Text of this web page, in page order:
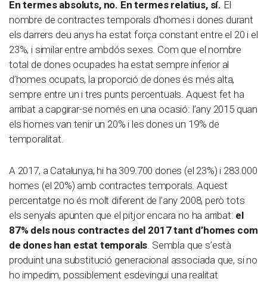
En termes absoluts, no. En termes relatius, sí. El
nombre de contractes temporals d’homes i dones durant
els darrers deu anys ha estat força constant entre el 20 i el
23%, i similar entre ambdós sexes. Com que el nombre
total de dones ocupades ha estat sempre inferior al
d’homes ocupats, la proporció de dones és més alta,
sempre entre un i tres punts percentuals. Aquest fet ha
arribat a capgirar-se només en una ocasió: l’any 2015 quan
els homes van tenir un 20% i les dones un 19% de
temporalitat.
A 2017, a Catalunya, hi ha 309.700 dones (el 23%) i 283.000
homes (el 20%) amb contractes temporals. Aquest
percentatge no és molt diferent de l’any 2008, però tots
els senyals apunten que el pitjor encara no ha arribat: el
87% dels nous contractes del 2017 tant d’homes com
de dones han estat temporals. Sembla que s’està
produint una substitució generacional associada que, si no
ho impedim, possiblement esdevingui una realitat